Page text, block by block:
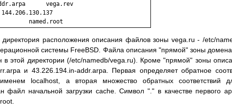
vega.rev
расположения описания файлов зоны vega.ru - /etc/
системы FreeBSD. Файла описания "прямой" зоны
этой директории (/etc/namedb/vega.ru). Кроме "прямой" зоны
и 43.226.194.in-addr.arpa. Первая определяет обратное
localhost, а вторая множество обратных соответствий
файл начальной загрузки cache. Символ "." в качестве первого